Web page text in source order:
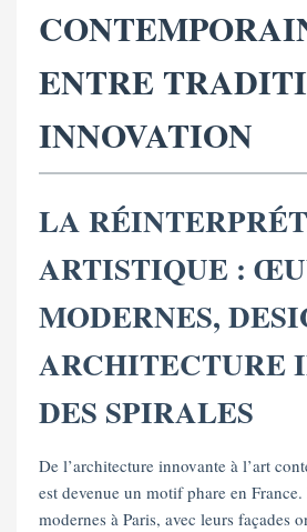
ENTRE
INNOVATION
LA
ARTISTIQUE :
MODERNES,
ARCHITECTURE
DES SPIRALES
De l’architecture innovante à l’art
est devenue un motif phare en
modernes à Paris, avec leurs façades